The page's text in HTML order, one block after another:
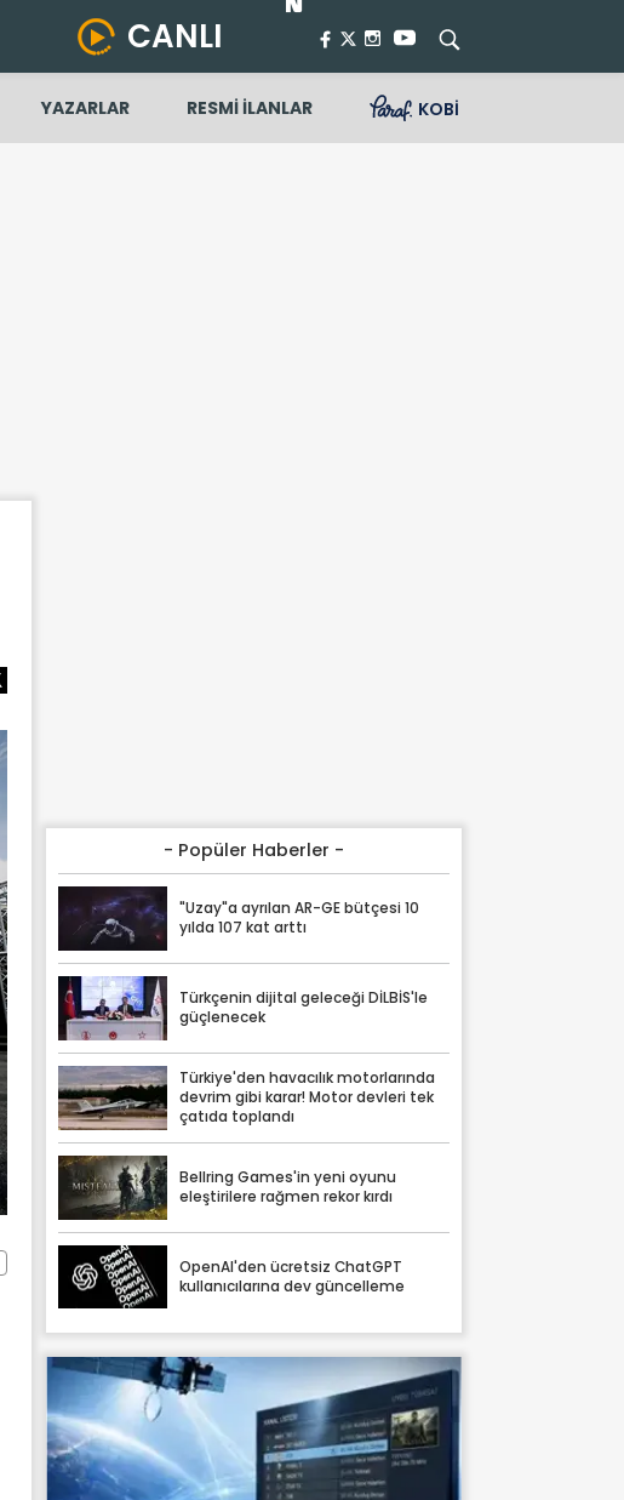
CANLI
YAZARLAR RESMİ İLANLAR KOBİ
- Popüler Haberler -
"Uzay"a ayrılan AR-GE bütçesi 10
yılda 107 kat arttı
Türkçenin dijital geleceği DİLBİS'le
güçlenecek
Türkiye'den havacılık motorlarında
devrim gibi karar! Motor devleri tek
çatıda toplandı
Bellring Games'in yeni oyunu
eleştirilere rağmen rekor kırdı
OpenAI'den ücretsiz ChatGPT
kullanıcılarına dev güncelleme